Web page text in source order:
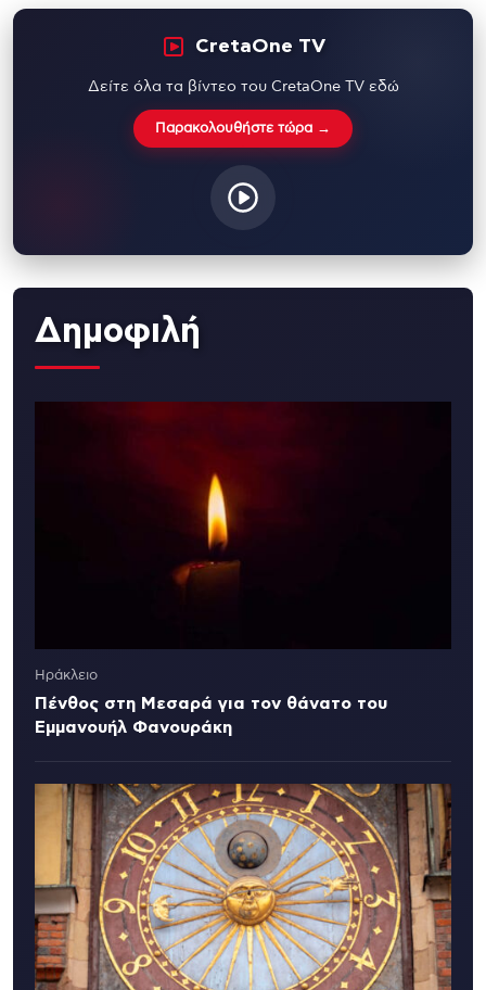
CretaOne TV
Δείτε όλα τα βίντεο του CretaOne TV εδώ
Παρακολουθήστε τώρα →
Δημοφιλή
Ηράκλειο
Πένθος στη Μεσαρά για τον θάνατο του
Εμμανουήλ Φανουράκη